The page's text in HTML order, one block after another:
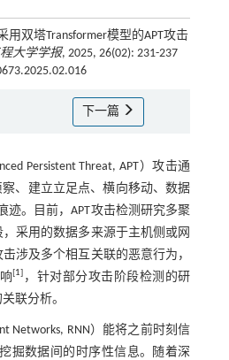
双塔Transformer模型的APT攻击
大学学报, 2025, 26(02): 231-237
下一篇
Persistent Threat, APT）攻击通
、建立立足点、横向移动、数据
迹。目前，APT攻击检测研究多聚
采用的数据多来源于主机侧或网
涉及多个相互关联的恶意行为，
1
，针对部分攻击阶段检测的研
联分析。
Networks, RNN）能将之前时刻信
掘数据间的时序性信息。随着深